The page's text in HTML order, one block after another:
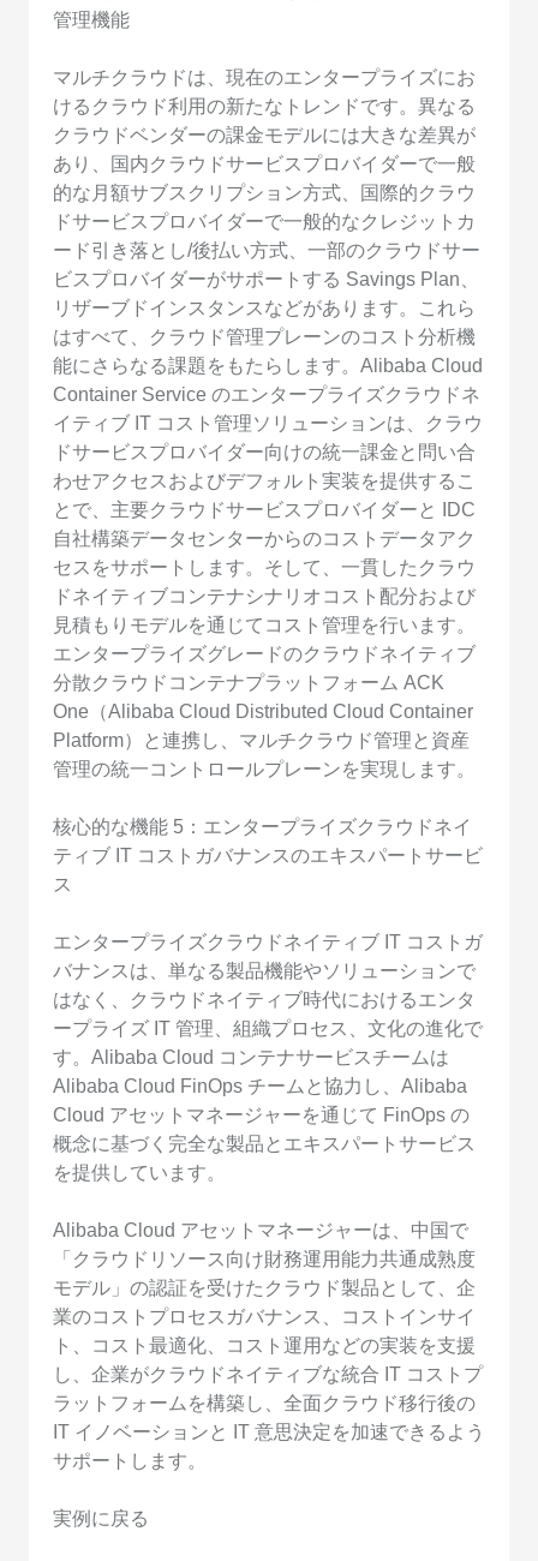
管理機能
マルチクラウドは、現在のエンタープライズにお
けるクラウド利用の新たなトレンドです。異なる
クラウドベンダーの課金モデルには大きな差異が
あり、国内クラウドサービスプロバイダーで一般
的な月額サブスクリプション方式、国際的クラウ
ドサービスプロバイダーで一般的なクレジットカ
ード引き落とし/後払い方式、一部のクラウドサー
ビスプロバイダーがサポートする Savings Plan、
リザーブドインスタンスなどがあります。これら
はすべて、クラウド管理プレーンのコスト分析機
能にさらなる課題をもたらします。Alibaba Cloud
Container Service のエンタープライズクラウドネ
イティブ IT コスト管理ソリューションは、クラウ
ドサービスプロバイダー向けの統一課金と問い合
わせアクセスおよびデフォルト実装を提供するこ
とで、主要クラウドサービスプロバイダーと IDC
自社構築データセンターからのコストデータアク
セスをサポートします。そして、一貫したクラウ
ドネイティブコンテナシナリオコスト配分および
見積もりモデルを通じてコスト管理を行います。
エンタープライズグレードのクラウドネイティブ
分散クラウドコンテナプラットフォーム ACK
One（Alibaba Cloud Distributed Cloud Container
Platform）と連携し、マルチクラウド管理と資産
管理の統一コントロールプレーンを実現します。
核心的な機能 5：エンタープライズクラウドネイ
ティブ IT コストガバナンスのエキスパートサービ
ス
エンタープライズクラウドネイティブ IT コストガ
バナンスは、単なる製品機能やソリューションで
はなく、クラウドネイティブ時代におけるエンタ
ープライズ IT 管理、組織プロセス、文化の進化で
す。Alibaba Cloud コンテナサービスチームは
Alibaba Cloud FinOps チームと協力し、Alibaba
Cloud アセットマネージャーを通じて FinOps の
概念に基づく完全な製品とエキスパートサービス
を提供しています。
Alibaba Cloud アセットマネージャーは、中国で
「クラウドリソース向け財務運用能力共通成熟度
モデル」の認証を受けたクラウド製品として、企
業のコストプロセスガバナンス、コストインサイ
ト、コスト最適化、コスト運用などの実装を支援
し、企業がクラウドネイティブな統合 IT コストプ
ラットフォームを構築し、全面クラウド移行後の
IT イノベーションと IT 意思決定を加速できるよう
サポートします。
実例に戻る